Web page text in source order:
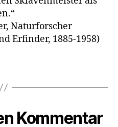
Naturforscher
Erfinder, 1885-1958)
Kommentar